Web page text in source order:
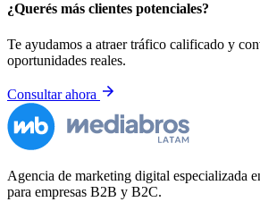
¿Querés más clientes potenciales?
Te ayudamos a atraer tráfico calificado y
oportunidades reales.
Consultar ahora
Agencia de marketing digital especializada
para empresas B2B y B2C.